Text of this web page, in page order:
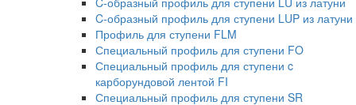
C-образный профиль для ступени LUP из латуни
Профиль для ступени FLM
Специальный профиль для ступени FO
Специальный профиль для ступени c
карборундовой лентой FI
Специальный профиль для ступени SR